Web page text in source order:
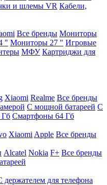
и шлемы VR Кабели,
Все бренды Мониторы
" Мониторы 27 " Игровые
МФУ Картриджи для
Xiaomi Realme Все бренды
С мощной батареей С
Смартфоны 64 Гб
Xiaomi Apple Все бренды
Alcatel Nokia F+ Все бренды
держателем для телефона